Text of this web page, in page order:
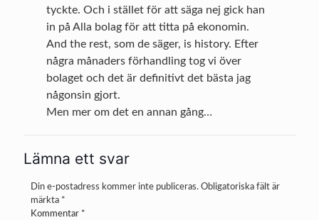
tyckte. Och i stället för att säga nej gick han
in på Alla bolag för att titta på ekonomin.
And the rest, som de säger, is history. Efter
några månaders förhandling tog vi över
bolaget och det är definitivt det bästa jag
någonsin gjort.
Men mer om det en annan gång…
Lämna ett svar
Din e-postadress kommer inte publiceras. Obligatoriska fält är
märkta *
Kommentar *